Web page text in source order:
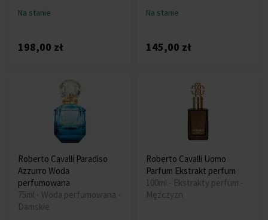
Na stanie
198,00 zł
Na stanie
145,00 zł
Roberto Cavalli Paradiso
Azzurro Woda
perfumowana
75ml - Woda perfumowana -
Damskie
Roberto Cavalli Uomo
Parfum Ekstrakt perfum
100ml - Ekstrakty perfum -
Mężczyzn